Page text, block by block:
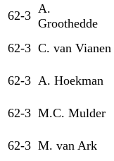
62-3 A.
Groothedde
62-3 C. van Vianen
62-3 A. Hoekman
62-3 M.C. Mulder
62-3 M. van Ark